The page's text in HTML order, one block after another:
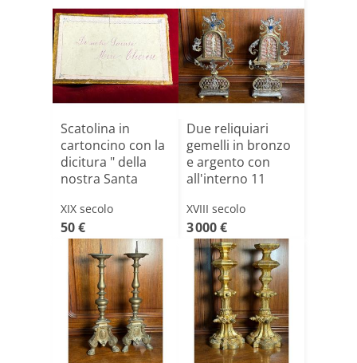
Scatolina in
cartoncino con la
dicitura " della
nostra Santa
XIX secolo
50 €
Due reliquiari
gemelli in bronzo
e argento con
all'interno 11
XVIII secolo
3 000 €